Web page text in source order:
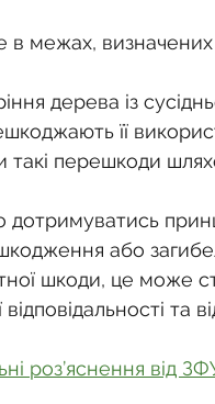
Суд
в межах,
дерева із
її
перешкоди
або
шкоди, це може
та
роз’яснення від